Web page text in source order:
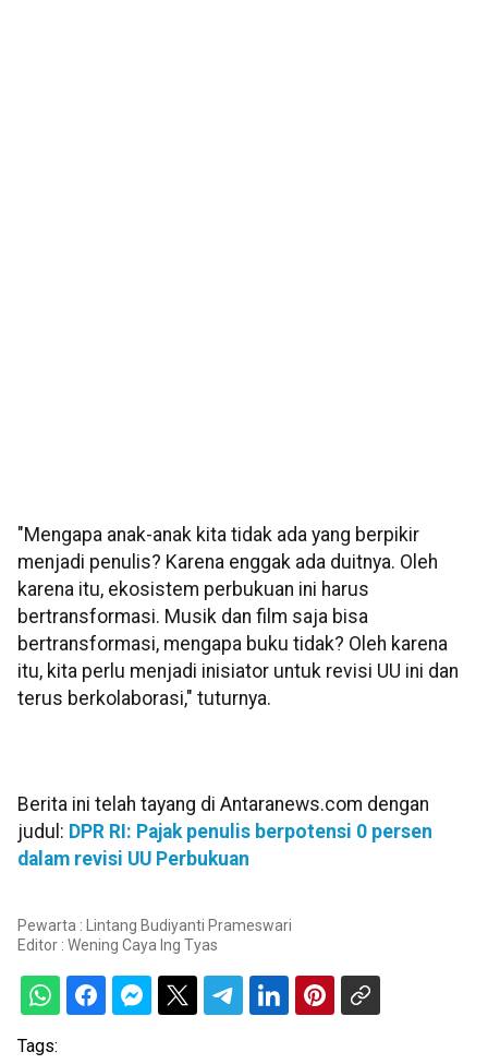
"Mengapa anak-anak kita tidak ada yang berpikir
menjadi penulis? Karena enggak ada duitnya. Oleh
karena itu, ekosistem perbukuan ini harus
bertransformasi. Musik dan film saja bisa
bertransformasi, mengapa buku tidak? Oleh karena
itu, kita perlu menjadi inisiator untuk revisi UU ini dan
terus berkolaborasi," tuturnya.
Berita ini telah tayang di Antaranews.com dengan
judul: DPR RI: Pajak penulis berpotensi 0 persen
dalam revisi UU Perbukuan
Pewarta : Lintang Budiyanti Prameswari
Editor : Wening Caya Ing Tyas
Tags: